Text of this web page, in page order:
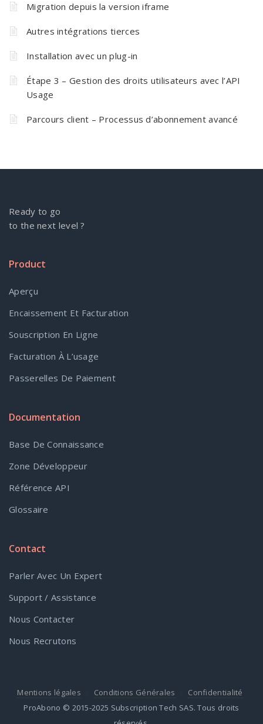
Migration depuis la version iframe
Autres intégrations tierces
Installation avec un plug-in
Étape 3 – Gestion des droits utilisateurs avec l’API
Usage
Parcours client – Processus d’abonnement avancé
Ready to go
to the next level ?
Product
Aperçu
Encaissement Et Facturation
Souscription En Ligne
Facturation À L’usage
Passerelles De Paiement
Documentation
Base De Connaissance
Zone Développeur
Référence API
Glossaire
Contact
Parler Avec Un Expert
Support / Assistance
Nous Contacter
Nous Recrutons
Mentions légales Conditions Générales
Confidentialité
ProAbono © 2015-2025 Subscription Tech SAS. Tous droits